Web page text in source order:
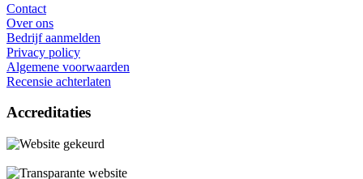
Contact
Over ons
Bedrijf aanmelden
Privacy policy
Algemene voorwaarden
Recensie achterlaten
Accreditaties